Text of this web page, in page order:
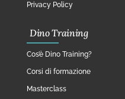
Privacy Policy
Dino Training
Cos’è Dino Training?
Corsi di formazione
Masterclass